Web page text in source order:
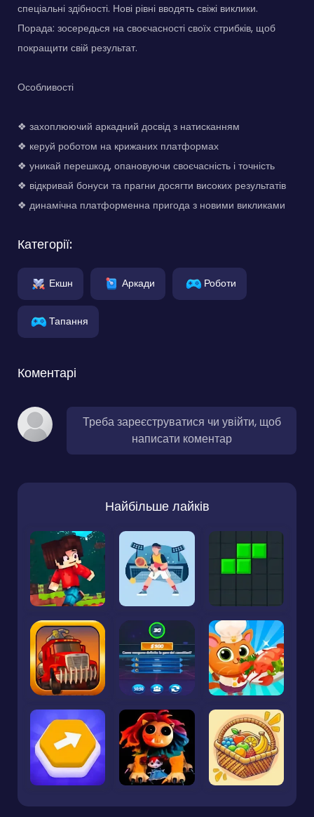
спеціальні здібності. Нові рівні вводять свіжі виклики.
Порада: зосередься на своєчасності своїх стрибків, щоб
покращити свій результат.
Особливості
❖ захоплюючий аркадний досвід з натисканням
❖ керуй роботом на крижаних платформах
❖ уникай перешкод, опановуючи своєчасність і точність
❖ відкривай бонуси та прагни досягти високих результатів
❖ динамічна платформенна пригода з новими викликами
Категорії:
Екшн Аркади Роботи
Тапання
Коментарі
Треба зареєструватися чи увійти, щоб
написати коментар
Найбільше лайків